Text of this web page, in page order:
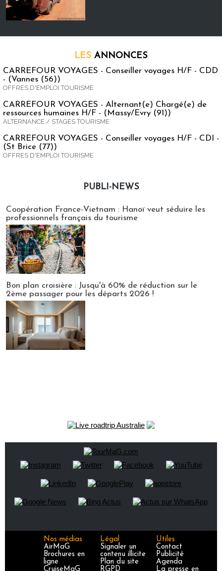
LES ANNONCES
CARREFOUR VOYAGES - Conseiller voyages H/F - CDD
- (Vannes (56))
OFFRES D'EMPLOI TOURISME
CARREFOUR VOYAGES - Alternant(e) Chargé(e) de
ressources humaines H/F - (Massy/Evry (91))
ALTERNANCE / STAGES TOURISME
CARREFOUR VOYAGES - Conseiller voyages H/F - CDI -
(St Brice (77))
OFFRES D'EMPLOI TOURISME
PUBLI-NEWS
Coopération France-Vietnam : Hanoï veut séduire les
professionnels français du tourisme
Bon plan croisière : Jusqu'à 60% de réduction sur le
2ème passager pour les départs 2026 !
Nos médias
AirMaG
Brochures en
ligne
CruiseMaG
Légal
Signaler un
contenu illicite
Plan du site
RGPD
Utiles
Contact
Publicité
Agenda
La presse en